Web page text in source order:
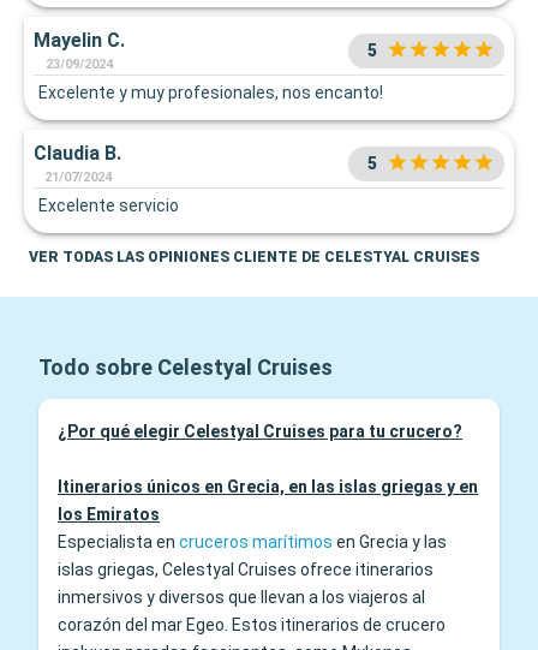
Mayelin C.
23/09/2024
5
Excelente y muy profesionales, nos encanto!
Claudia B.
21/07/2024
5
Excelente servicio
VER TODAS LAS OPINIONES CLIENTE DE CELESTYAL CRUISES
Todo sobre Celestyal Cruises
¿Por qué elegir Celestyal Cruises para tu crucero?
Itinerarios únicos en Grecia, en las islas griegas y en
los Emiratos
Especialista en cruceros marítimos en Grecia y las
islas griegas, Celestyal Cruises ofrece itinerarios
inmersivos y diversos que llevan a los viajeros al
corazón del mar Egeo. Estos itinerarios de crucero